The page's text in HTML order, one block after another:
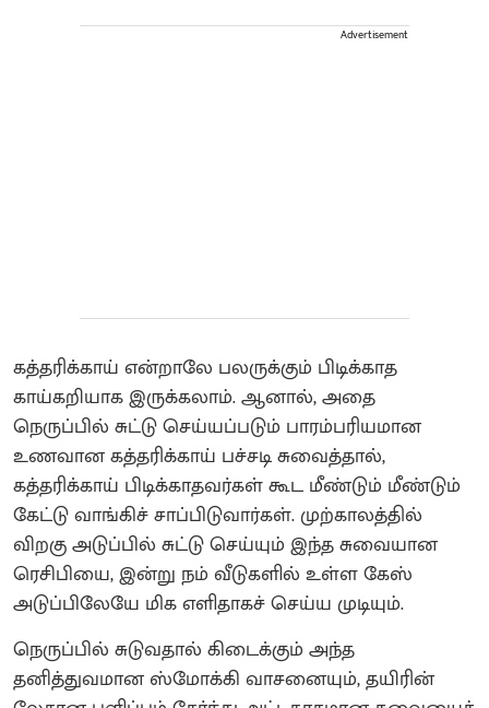
Advertisement
கத்தரிக்காய் என்றாலே பலருக்கும் பிடிக்காத
காய்கறியாக இருக்கலாம். ஆனால், அதை
நெருப்பில் சுட்டு செய்யப்படும் பாரம்பரியமான
உணவான கத்தரிக்காய் பச்சடி சுவைத்தால்,
கத்தரிக்காய் பிடிக்காதவர்கள் கூட மீண்டும் மீண்டும்
கேட்டு வாங்கிச் சாப்பிடுவார்கள். முற்காலத்தில்
விறகு அடுப்பில் சுட்டு செய்யும் இந்த சுவையான
ரெசிபியை, இன்று நம் வீடுகளில் உள்ள கேஸ்
அடுப்பிலேயே மிக எளிதாகச் செய்ய முடியும்.
நெருப்பில் சுடுவதால் கிடைக்கும் அந்த
தனித்துவமான ஸ்மோக்கி வாசனையும், தயிரின்